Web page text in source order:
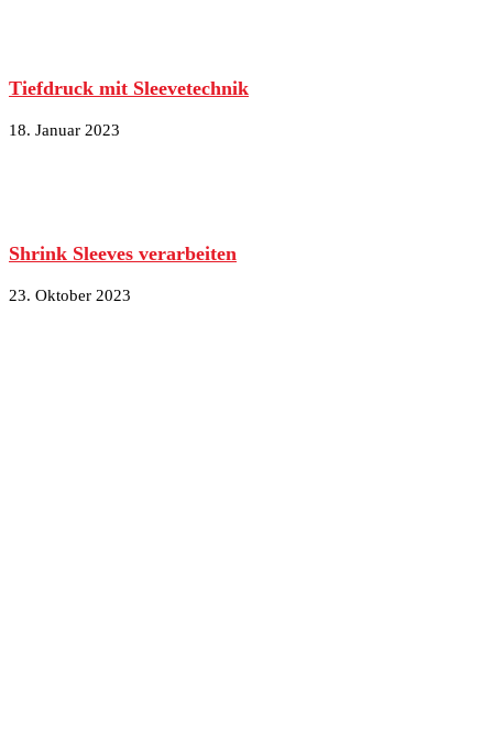
Tiefdruck mit Sleevetechnik
18. Januar 2023
Shrink Sleeves verarbeiten
23. Oktober 2023